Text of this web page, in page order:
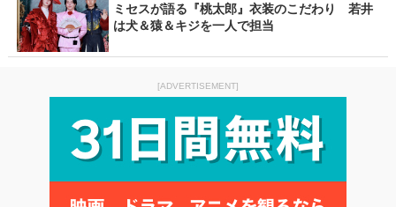
ミセスが語る『桃太郎』衣装のこだわり 若井
は犬＆猿＆キジを一人で担当
[ADVERTISEMENT]